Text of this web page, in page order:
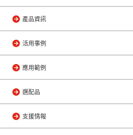
產品資訊
活用事例
應用範例
選配品
支援情報